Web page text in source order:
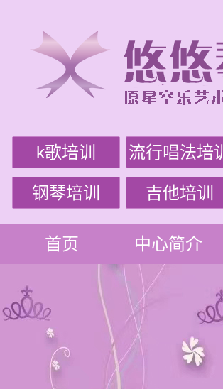
k歌培训 流行唱法培训
钢琴培训 吉他培训
首页 中心简介